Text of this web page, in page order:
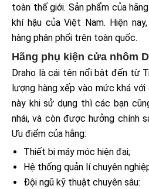
toàn thế giới. Sản phẩm của
khí hậu của Việt Nam. Hiện
hàng phân phối trên toàn quốc.
Hãng phụ kiện cửa nhôm
Draho là cái tên nổi bật đến từ
lượng hàng xếp vào mức khá
này khi sử dụng thì các bạn
nhái, và còn được hưởng chính
Ưu điểm của hẫng:
Thiết bị máy móc hiện đại;
Hệ thống quản lí chuyên
Đội ngũ kỹ thuật chuyên sâu: